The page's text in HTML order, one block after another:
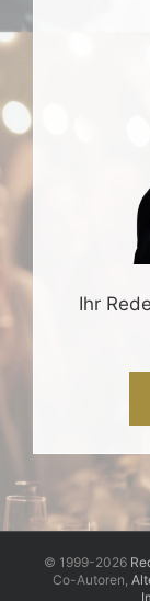
Ihr
© 1999-2026
Co-Autoren,